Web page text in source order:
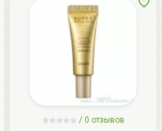
/ 0 отзывов